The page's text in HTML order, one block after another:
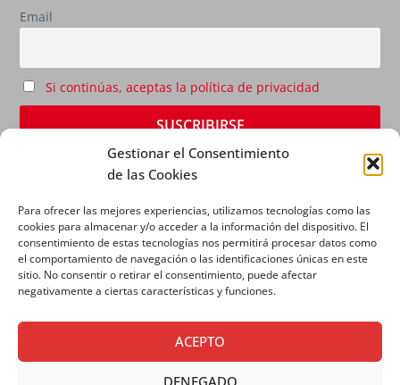
Gestionar el Consentimiento
de las Cookies
Para ofrecer las mejores experiencias, utilizamos tecnologías como las
cookies para almacenar y/o acceder a la información del dispositivo. El
consentimiento de estas tecnologías nos permitirá procesar datos como
el comportamiento de navegación o las identificaciones únicas en este
sitio. No consentir o retirar el consentimiento, puede afectar
negativamente a ciertas características y funciones.
ACEPTO
Email
Si continúas, aceptas la política de privacidad
AVISO LEGAL|POLÍTICA DE PRIVACIDAD|